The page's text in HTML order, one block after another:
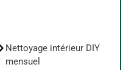
Nettoyage intérieur DIY
mensuel